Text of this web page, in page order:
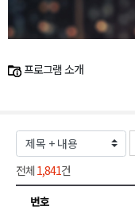
프로그램 소개
전체 1,841건
번호